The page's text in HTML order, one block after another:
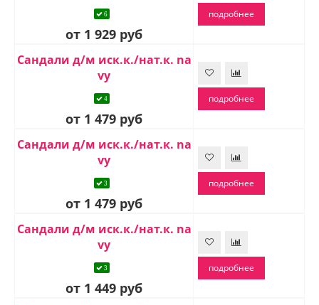
6
от 1 929 руб
подробнее
Сандали д/м иск.к./нат.к. na
vy
4
от 1 479 руб
подробнее
Сандали д/м иск.к./нат.к. na
vy
3
от 1 479 руб
подробнее
Сандали д/м иск.к./нат.к. na
vy
3
от 1 449 руб
подробнее